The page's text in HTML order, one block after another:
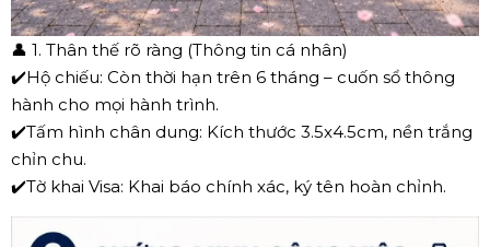
👤 1. Thân thế rõ ràng (Thông tin cá nhân)
✔️Hộ chiếu: Còn thời hạn trên 6 tháng – cuốn sổ thông
hành cho mọi hành trình.
✔️Tấm hình chân dung: Kích thước 3.5x4.5cm, nền trắng
chỉn chu.
✔️Tờ khai Visa: Khai báo chính xác, ký tên hoàn chỉnh.